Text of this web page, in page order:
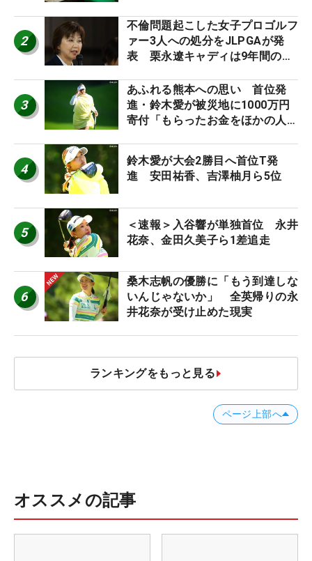
2
不倫問題起こした女子プロゴルフ
ァー3人への処分をJLPGAが発
表 栗永遼キャディは9年間の立
3
あふれる熊本への思い 首位発
進・鈴木愛が被災地に1000万円
寄付「もらったお金をほかの人
4
鈴木愛が大会2勝目へ首位T発
進 安田祐香、吉澤柚月ら5位
5
＜速報＞入谷響が単独首位 永井
花奈、金田久美子ら1差追走
6
桑木志帆の優勝に「もう到達しな
いんじゃないか」 全英帰りの永
井花奈が受け止めた現実
ランキングをもっと見る
ページ上部へ
オススメの記事